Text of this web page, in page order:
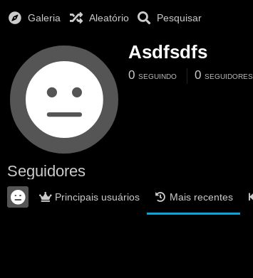
Galeria Aleatório Pesquisar
Asdfsdfs
0 SEGUINDO 0 SEGUIDORES
Seguidores
Principais usuários Mais recentes